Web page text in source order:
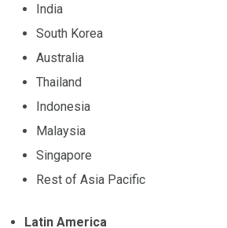
India
South Korea
Australia
Thailand
Indonesia
Malaysia
Singapore
Rest of Asia Pacific
Latin America